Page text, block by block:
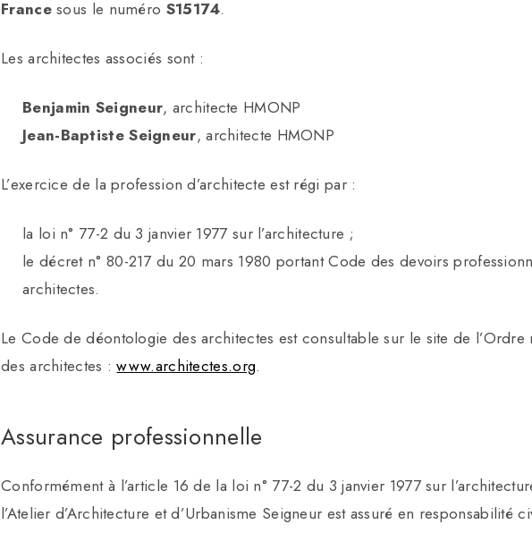
Francesous le numéro S15174.
Les architectes associés sont :
Benjamin Seigneur, architecte HMONP
Jean-Baptiste Seigneur, architecte HMONP
L’exercice de la profession d’architecte est régi par :
la loi n° 77-2 du 3 janvier 1977 sur l’architecture ;
le décret n° 80-217 du 20 mars 1980 portant Code des devoirs
architectes.
Le Code de déontologie des architectes est consultable sur le site de l’Ordre
des architectes :www.architectes.org.
Assurance professionnelle
Conformément à l’article 16 de la loi n° 77-2 du 3 janvier 1977 sur
l’Atelier d’Architecture et d’Urbanisme Seigneur est assuré en responsabilité